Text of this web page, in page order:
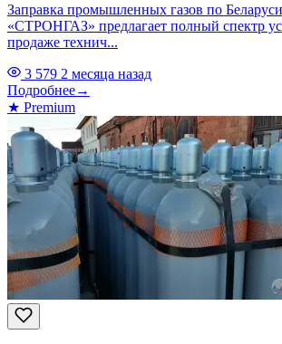
Заправка промышленных газов по
«СТРОНГАЗ» предлагает полный спектр
продаже технич...
3 579 2 месяца назад
Подробнее→
★ Premium